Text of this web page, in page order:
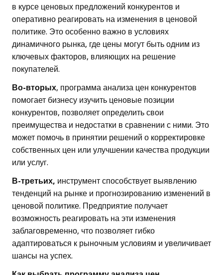
в курсе ценовых предложений конкурентов и
оперативно реагировать на изменения в ценовой
политике. Это особенно важно в условиях
динамичного рынка, где цены могут быть одним из
ключевых факторов, влияющих на решение
покупателей.
Во-вторых, программа анализа цен конкурентов
помогает бизнесу изучить ценовые позиции
конкурентов, позволяет определить свои
преимущества и недостатки в сравнении с ними. Это
может помочь в принятии решений о корректировке
собственных цен или улучшении качества продукции
или услуг.
В-третьих, инструмент способствует выявлению
тенденций на рынке и прогнозированию изменений в
ценовой политике. Предприятие получает
возможность реагировать на эти изменения
заблаговременно, что позволяет гибко
адаптироваться к рыночным условиям и увеличивает
шансы на успех.